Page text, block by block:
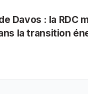
e
n
t
k
e
e
g
r
e
Davos : la RDC
la transition